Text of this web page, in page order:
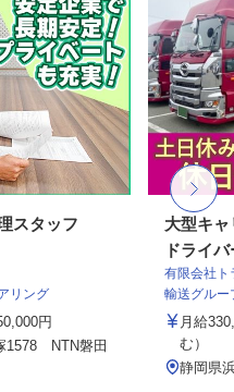
スタッフ
リング
円
1578 NTN磐田
大型キ
ドライバ
有限会社ト
輸送グルー
月給
む）
静岡県